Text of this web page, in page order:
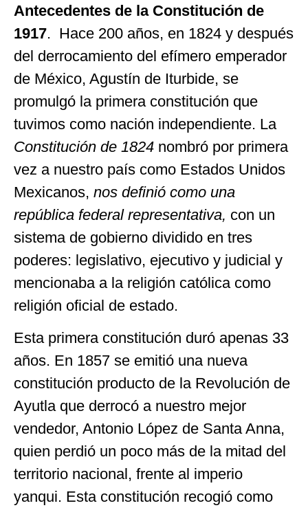
Antecedentes de la Constitución de
1917. Hace 200 años, en 1824 y después
del derrocamiento del efímero emperador
de México, Agustín de Iturbide, se
promulgó la primera constitución que
tuvimos como nación independiente. La
Constitución de 1824 nombró por primera
vez a nuestro país como Estados Unidos
Mexicanos, nos definió como una
república federal representativa, con un
sistema de gobierno dividido en tres
poderes: legislativo, ejecutivo y judicial y
mencionaba a la religión católica como
religión oficial de estado.
Esta primera constitución duró apenas 33
años. En 1857 se emitió una nueva
constitución producto de la Revolución de
Ayutla que derrocó a nuestro mejor
vendedor, Antonio López de Santa Anna,
quien perdió un poco más de la mitad del
territorio nacional, frente al imperio
yanqui. Esta constitución recogió como